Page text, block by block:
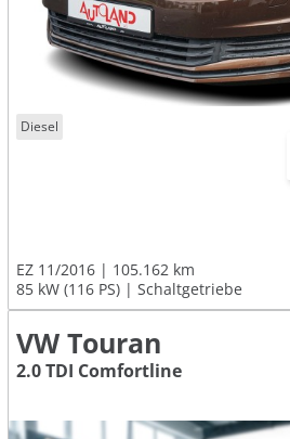
Diesel
EZ 11/2016
105.162 km
85 kW (116 PS)
Schaltgetriebe
VW Touran
2.0 TDI Comfortline